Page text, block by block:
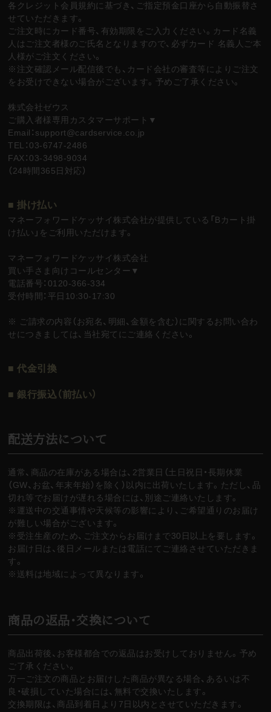
各クレジット会員規約に基づき、ご指定預金口座から自動振替さ
せていただきます。
ご注文時にカード番号、有効期限をご入力ください。カード名義
人はご注文者様のご氏名となりますので、必ずカード 名義人ご本
人様がご注文ください。
※注文確認メール配信後でも、カード会社の審査等によりご注文
をお受けできない場合がございます。予めご了承ください。
株式会社ゼウス
ご購入者様専用カスタマーサポート▼
Email：support@cardservice.co.jp
TEL：03-6747-2486
FAX：03-3498-9034
（24時間365日対応）
■ 掛け払い
マネーフォワードケッサイ株式会社が提供している「Bカート掛
け払い」をご利用いただけます。
マネーフォワードケッサイ株式会社
買い手さま向けコールセンター▼
電話番号：0120-366-334
受付時間：平日10:30-17:30
※ ご請求の内容（お宛名、明細、金額を含む）に関するお問い合わ
せにつきましては、当社宛てにご連絡ください。
■ 代金引換
■ 銀行振込（前払い）
配送方法について
通常、商品の在庫がある場合は、2営業日（土日祝日・長期休業
（GW、お盆、年末年始）を除く）以内に出荷いたします。ただし、品
切れ等でお届けが遅れる場合には、別途ご連絡いたします。
※運送中の交通事情や天候等の影響により、ご希望通りのお届け
が難しい場合がございます。
※受注生産のため、ご注文からお届けまで30日以上を要します。
お届け日は、後日メールまたは電話にてご連絡させていただきま
す。
※送料は地域によって異なります。
商品の返品・交換について
商品出荷後、お客様都合での返品はお受けしておりません。予め
ご了承ください。
万一ご注文の商品とお届けした商品が異なる場合、あるいは不
良・破損していた場合には、無料で交換いたします。
交換期限は、商品到着日より7日以内とさせていただきます。